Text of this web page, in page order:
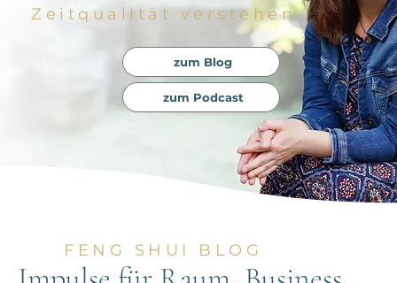
Zeitqualität verstehen
zum Blog
zum Podcast
FENG SHUI BLOG